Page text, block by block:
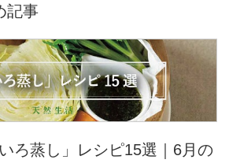
記事
ろ蒸し」レシピ15選｜6月の